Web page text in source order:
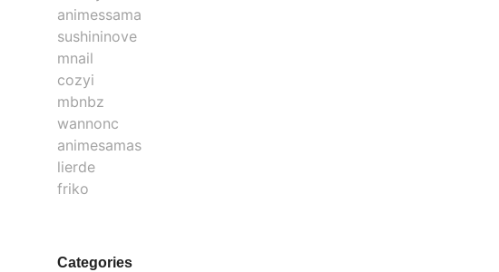
animessama
sushininove
mnail
cozyi
mbnbz
wannonc
animesamas
lierde
friko
Categories